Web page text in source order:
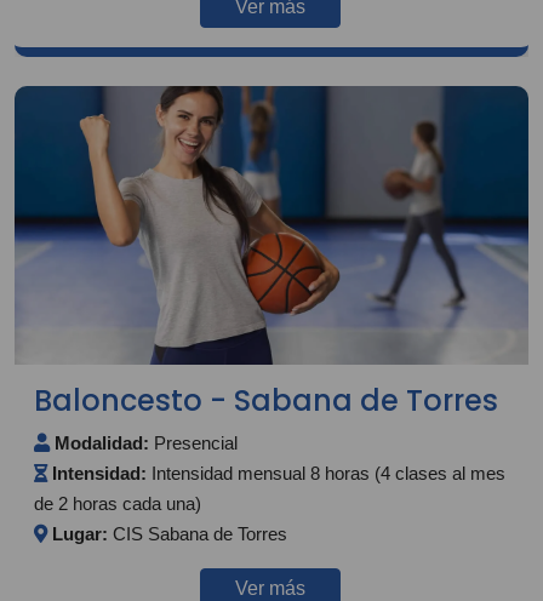
Ver más
Baloncesto - Sabana de Torres
Modalidad: Presencial
Intensidad: Intensidad mensual 8 horas (4 clases al mes
de 2 horas cada una)
Lugar: CIS Sabana de Torres
Ver más